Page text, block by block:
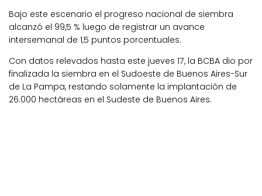
Bajo este escenario el progreso nacional de siembra
alcanzó el 99,5 % luego de registrar un avance
intersemanal de 1,5 puntos porcentuales.
Con datos relevados hasta este jueves 17, la BCBA dio por
finalizada la siembra en el Sudoeste de Buenos Aires-Sur
de La Pampa, restando solamente la implantación de
26.000 hectáreas en el Sudeste de Buenos Aires.